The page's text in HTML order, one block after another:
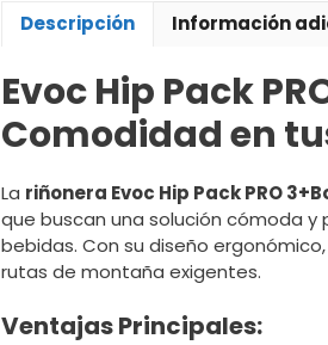
Descripción Información
Evoc Hip Pack
Comodidad en
La riñonera Evoc Hip Pack PRO
que buscan una solución cómoda
bebidas. Con su diseño
rutas de montaña exigentes.
Ventajas Principales: